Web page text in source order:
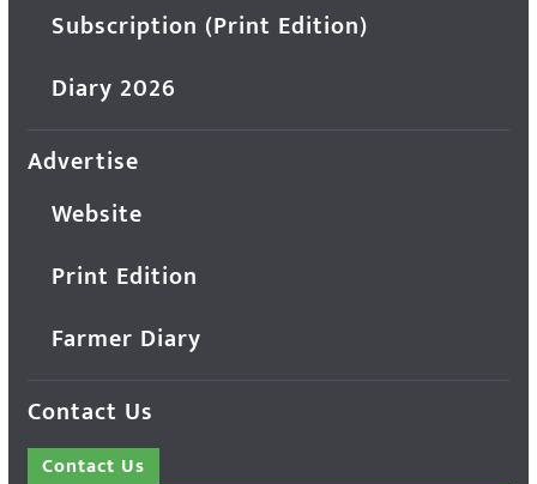
Subscription (Print Edition)
Diary 2026
Advertise
Website
Print Edition
Farmer Diary
Contact Us
Contact Us